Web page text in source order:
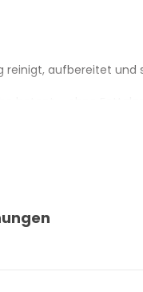
reinigt, aufbereitet und